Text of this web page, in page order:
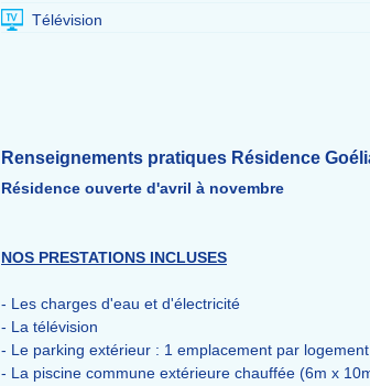
Télévision
Renseignements pratiques Résidence
Résidence ouverte d'avril à novembre
NOS PRESTATIONS INCLUSES
- Les charges d'eau et d'électricité
- La télévision
- Le parking extérieur : 1 emplacement par
- La piscine commune extérieure chauffée (6m x